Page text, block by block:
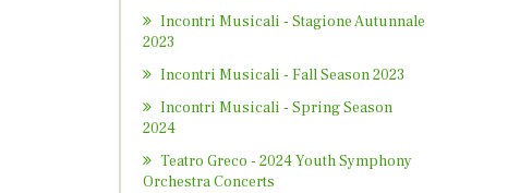
Incontri Musicali - Stagione Autunnale
2023
Incontri Musicali - Fall Season 2023
Incontri Musicali - Spring Season
2024
Teatro Greco - 2024 Youth Symphony
Orchestra Concerts